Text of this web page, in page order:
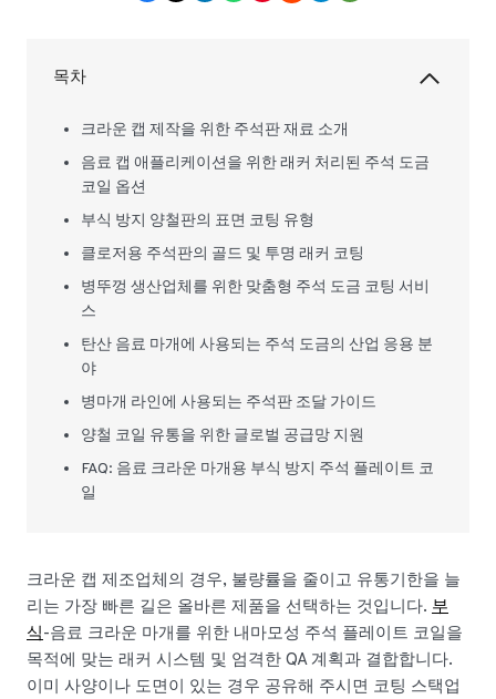
목차
크라운 캡 제작을 위한 주석판 재료 소개
음료 캡 애플리케이션을 위한 래커 처리된 주석 도금
코일 옵션
부식 방지 양철판의 표면 코팅 유형
클로저용 주석판의 골드 및 투명 래커 코팅
병뚜껑 생산업체를 위한 맞춤형 주석 도금 코팅 서비
스
탄산 음료 마개에 사용되는 주석 도금의 산업 응용 분
야
병마개 라인에 사용되는 주석판 조달 가이드
양철 코일 유통을 위한 글로벌 공급망 지원
FAQ: 음료 크라운 마개용 부식 방지 주석 플레이트 코
일
크라운 캡 제조업체의 경우, 불량률을 줄이고 유통기한을 늘
리는 가장 빠른 길은 올바른 제품을 선택하는 것입니다. 부
식-음료 크라운 마개를 위한 내마모성 주석 플레이트 코일을
목적에 맞는 래커 시스템 및 엄격한 QA 계획과 결합합니다.
이미 사양이나 도면이 있는 경우 공유해 주시면 코팅 스택업